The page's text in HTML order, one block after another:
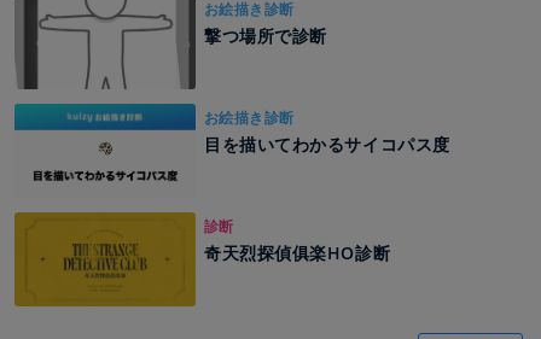
お絵描き診断
撃つ場所で診断
お絵描き診断
目を描いてわかるサイコパス度
診断
奇天烈探偵俱楽HO診断